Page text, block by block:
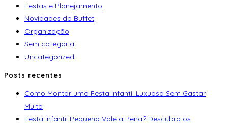
Festas e Planejamento
Novidades do Buffet
Organização
Sem categoria
Uncategorized
Posts recentes
Como Montar uma Festa Infantil Luxuosa Sem Gastar
Muito
Festa Infantil Pequena Vale a Pena? Descubra os